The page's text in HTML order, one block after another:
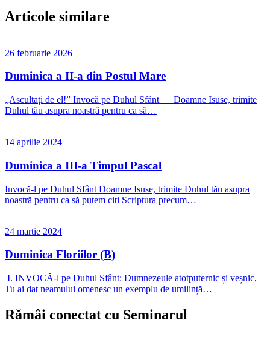
Articole similare
26 februarie 2026
Duminica a II-a din Postul Mare
„Ascultați de el!” Invocă pe Duhul Sfânt Doamne Isuse, trimite
Duhul tău asupra noastră pentru ca să…
14 aprilie 2024
Duminica a III-a Timpul Pascal
Invocă-l pe Duhul Sfânt Doamne Isuse, trimite Duhul tău asupra
noastră pentru ca să putem citi Scriptura precum…
24 martie 2024
Duminica Floriilor (B)
I. INVOCĂ-l pe Duhul Sfânt: Dumnezeule atotputernic și veșnic,
Tu ai dat neamului omenesc un exemplu de umilință…
Rămâi conectat cu Seminarul